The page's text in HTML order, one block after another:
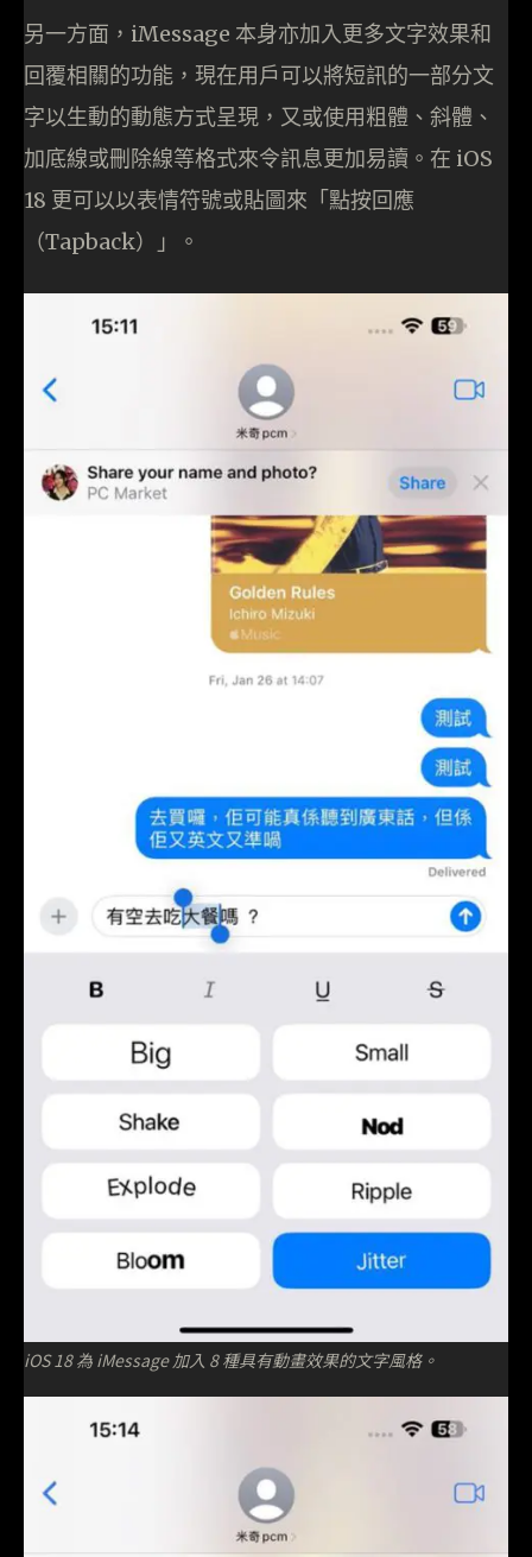
另一方面，iMessage 本身亦加入更多文字效果和
回覆相關的功能，現在用戶可以將短訊的一部分文
字以生動的動態方式呈現，又或使用粗體、斜體、
加底線或刪除線等格式來令訊息更加易讀。在 iOS
18 更可以以表情符號或貼圖來「點按回應
（Tapback）」。
iOS 18 為 iMessage 加入 8 種具有動畫效果的文字風格。